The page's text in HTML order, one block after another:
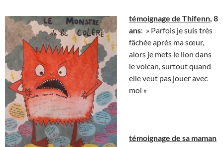
témoignage de Thifenn, 8
ans: » Parfois je suis très
fâchée après ma sœur,
alors je mets le lion dans
le volcan, surtout quand
elle veut pas jouer avec
moi »
témoignage de sa maman